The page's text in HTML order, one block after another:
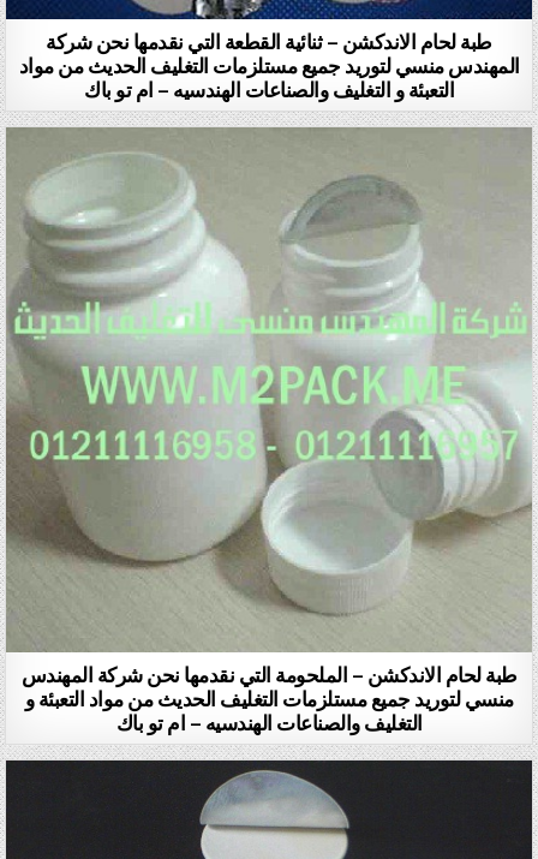
طبة لحام الاندكشن – ثنائية القطعة التي نقدمها نحن شركة
المهندس منسي لتوريد جميع مستلزمات التغليف الحديث من مواد
التعبئة و التغليف والصناعات الهندسيه – ام تو باك
طبة لحام الاندكشن – الملحومة التي نقدمها نحن شركة المهندس
منسي لتوريد جميع مستلزمات التغليف الحديث من مواد التعبئة و
التغليف والصناعات الهندسيه – ام تو باك